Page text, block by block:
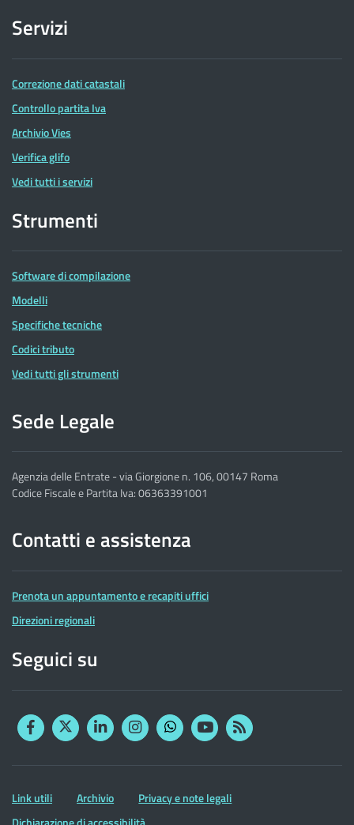
Servizi
Correzione dati catastali
Controllo partita Iva
Archivio Vies
Verifica glifo
Vedi tutti i servizi
Strumenti
Software di compilazione
Modelli
Specifiche tecniche
Codici tributo
Vedi tutti gli strumenti
Sede Legale
Agenzia delle Entrate - via Giorgione n. 106, 00147 Roma
Codice Fiscale e Partita Iva: 06363391001
Contatti e assistenza
Prenota un appuntamento e recapiti uffici
Direzioni regionali
Seguici su
FacebookTwitterLinkedinInstagram
YouTubeRSS
Altre
informazioni
Link utili Archivio
Privacy e note legali